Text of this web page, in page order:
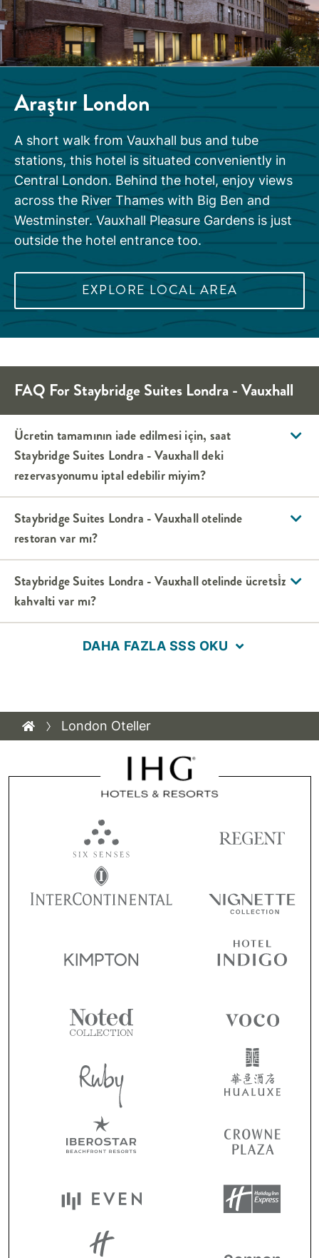
AraştırLondon
A short walk from Vauxhall bus and tube
stations, this hotel is situated conveniently in
Central London. Behind the hotel, enjoy views
across the River Thames with Big Ben and
Westminster. Vauxhall Pleasure Gardens is just
outside the hotel entrance too.
EXPLORE LOCAL AREA
FAQ ForStaybridge Suites Londra - Vauxhall
Ücretin tamamının iade edilmesi için, saat
Staybridge Suites Londra - Vauxhalldeki
rezervasyonumu iptal edebilir miyim?
Staybridge Suites Londra - Vauxhallotelinde
restoran var mı?
Staybridge Suites Londra - Vauxhallotelinde ücretsi̇z
kahvalti var mı?
DAHA FAZLA SSS OKU
London Oteller